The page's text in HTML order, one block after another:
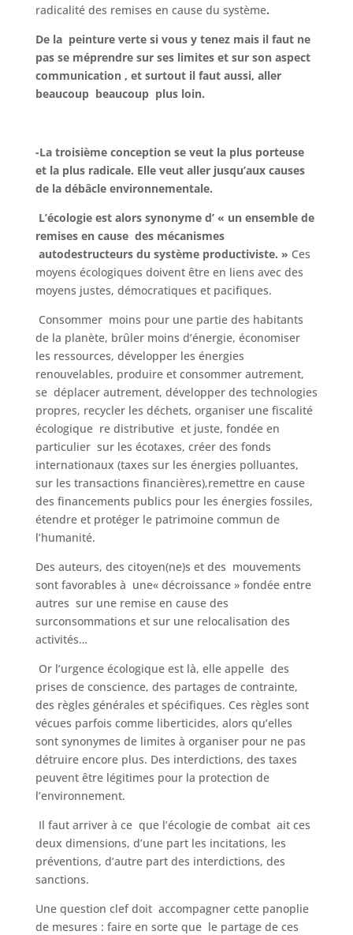
radicalité des remises en cause du système.
De la peinture verte si vous y tenez mais il faut ne
pas se méprendre sur ses limites et sur son aspect
communication , et surtout il faut aussi, aller
beaucoup beaucoup plus loin.
-La troisième conception se veut la plus porteuse
et la plus radicale. Elle veut aller jusqu’aux causes
de la débâcle environnementale.
L’écologie est alors synonyme d’ « un ensemble de
remises en cause des mécanismes
autodestructeurs du système productiviste. » Ces
moyens écologiques doivent être en liens avec des
moyens justes, démocratiques et pacifiques.
Consommer moins pour une partie des habitants
de la planète, brûler moins d’énergie, économiser
les ressources, développer les énergies
renouvelables, produire et consommer autrement,
se déplacer autrement, développer des technologies
propres, recycler les déchets, organiser une fiscalité
écologique re distributive et juste, fondée en
particulier sur les écotaxes, créer des fonds
internationaux (taxes sur les énergies polluantes,
sur les transactions financières),remettre en cause
des financements publics pour les énergies fossiles,
étendre et protéger le patrimoine commun de
l’humanité.
Des auteurs, des citoyen(ne)s et des mouvements
sont favorables à une« décroissance » fondée entre
autres sur une remise en cause des
surconsommations et sur une relocalisation des
activités…
Or l’urgence écologique est là, elle appelle des
prises de conscience, des partages de contrainte,
des règles générales et spécifiques. Ces règles sont
vécues parfois comme liberticides, alors qu’elles
sont synonymes de limites à organiser pour ne pas
détruire encore plus. Des interdictions, des taxes
peuvent être légitimes pour la protection de
l’environnement.
Il faut arriver à ce que l’écologie de combat ait ces
deux dimensions, d’une part les incitations, les
préventions, d’autre part des interdictions, des
sanctions.
Une question clef doit accompagner cette panoplie
de mesures : faire en sorte que le partage de ces